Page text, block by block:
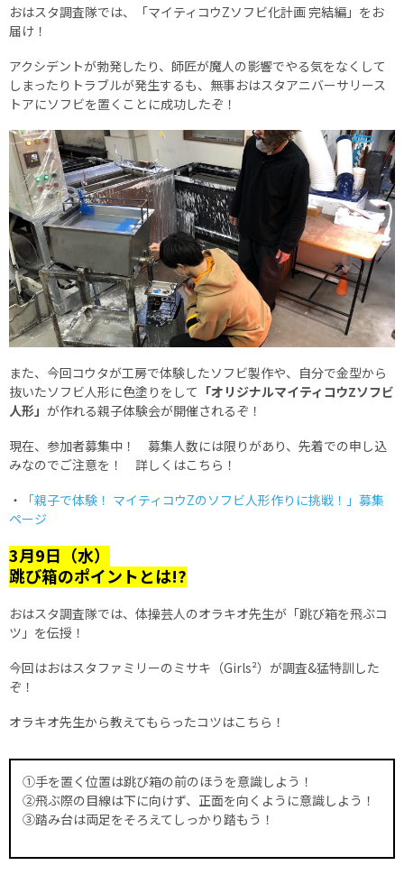
おはスタ調査隊では、「マイティコウZソフビ化計画 完結編」をお
届け！
アクシデントが勃発したり、師匠が魔人の影響でやる気をなくして
しまったりトラブルが発生するも、無事おはスタアニバーサリース
トアにソフビを置くことに成功したぞ！
また、今回コウタが工房で体験したソフビ製作や、自分で金型から
抜いたソフビ人形に色塗りをして 「オリジナルマイティコウZソフビ
人形」 が作れる親子体験会が開催されるぞ！
現在、参加者募集中！ 募集人数には限りがあり、先着での申し込
みなのでご注意を！ 詳しくはこちら！
・
「親子で体験！ マイティコウZのソフビ人形作りに挑戦！」募集
ページ
3月9日（水）
跳び箱のポイントとは!?
おはスタ調査隊では、体操芸人のオラキオ先生が「跳び箱を飛ぶコ
ツ」を伝授！
今回はおはスタファミリーのミサキ（Girls²）が調査&猛特訓した
ぞ！
オラキオ先生から教えてもらったコツはこちら！
①手を置く位置は跳び箱の前のほうを意識しよう！
②飛ぶ際の目線は下に向けず、正面を向くように意識しよう！
③踏み台は両足をそろえてしっかり踏もう！